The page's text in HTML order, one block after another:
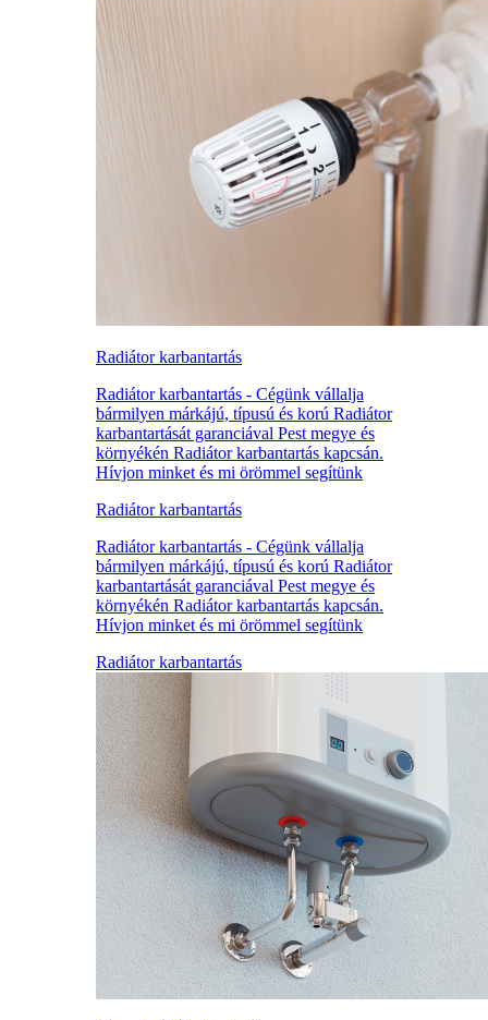
Radiátor karbantartás
Radiátor karbantartás - Cégünk vállalja
bármilyen márkájú, típusú és korú Radiátor
karbantartását garanciával Pest megye és
környékén Radiátor karbantartás kapcsán.
Hívjon minket és mi örömmel segítünk
Radiátor karbantartás
Radiátor karbantartás - Cégünk vállalja
bármilyen márkájú, típusú és korú Radiátor
karbantartását garanciával Pest megye és
környékén Radiátor karbantartás kapcsán.
Hívjon minket és mi örömmel segítünk
Radiátor karbantartás